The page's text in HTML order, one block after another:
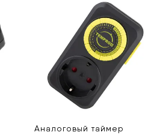
Аналоговый таймер